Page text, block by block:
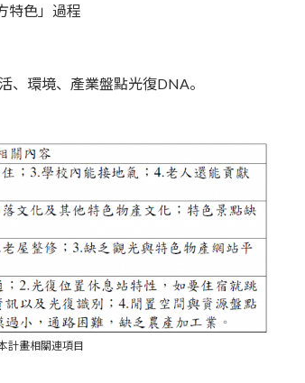
特色」過程
、環境、產業盤點光復DNA。
計畫相關連項目